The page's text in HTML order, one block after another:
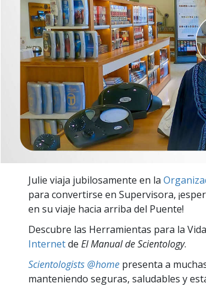
Amor y Odio: ¿Qué es Grandeza?
Julie viaja jubilosamente en la
para convertirse en Supervisora,
en su viaje hacia arriba del Puente!
Descubre las Herramientas para la
Internetde El Manual de Scientology.
Scientologists @home presenta a
manteniendo seguras, saludables y